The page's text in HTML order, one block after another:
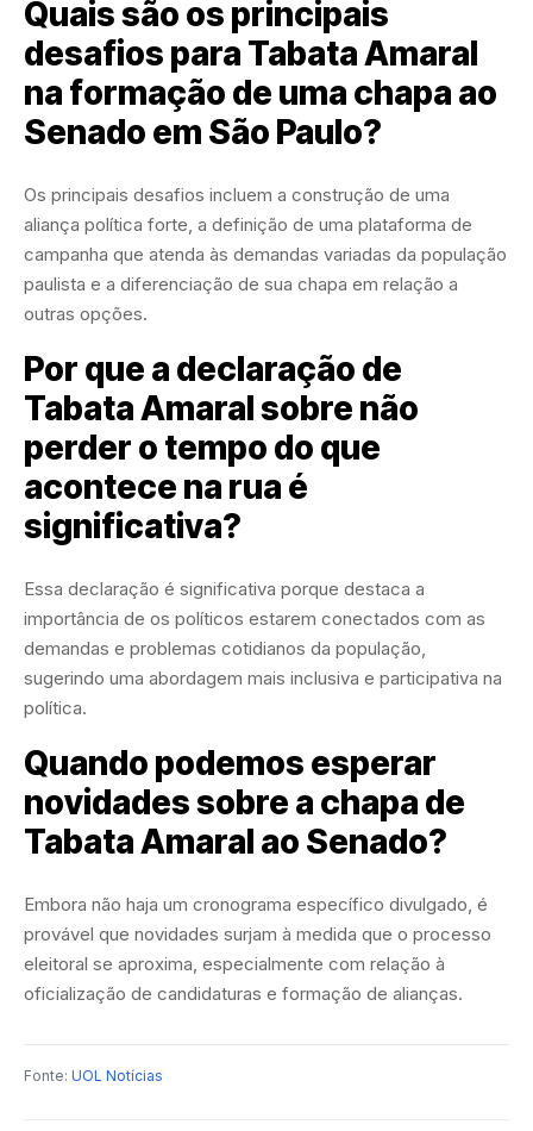
Quais são os principais
desafios para Tabata Amaral
na formação de uma chapa ao
Senado em São Paulo?
Os principais desafios incluem a construção de uma
aliança política forte, a definição de uma plataforma de
campanha que atenda às demandas variadas da população
paulista e a diferenciação de sua chapa em relação a
outras opções.
Por que a declaração de
Tabata Amaral sobre não
perder o tempo do que
acontece na rua é
significativa?
Essa declaração é significativa porque destaca a
importância de os políticos estarem conectados com as
demandas e problemas cotidianos da população,
sugerindo uma abordagem mais inclusiva e participativa na
política.
Quando podemos esperar
novidades sobre a chapa de
Tabata Amaral ao Senado?
Embora não haja um cronograma específico divulgado, é
provável que novidades surjam à medida que o processo
eleitoral se aproxima, especialmente com relação à
oficialização de candidaturas e formação de alianças.
Fonte: UOL Notícias